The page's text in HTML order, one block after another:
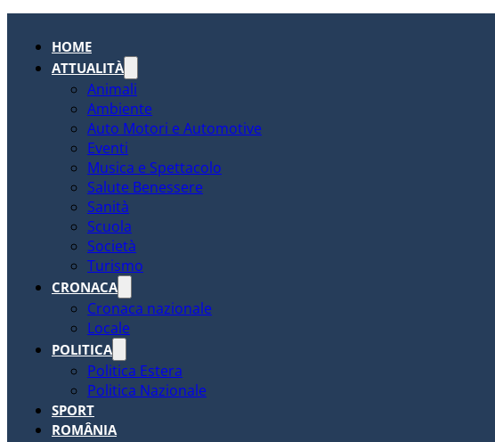
HOME
ATTUALITÀ
Animali
Ambiente
Auto Motori e Automotive
Eventi
Musica e Spettacolo
Salute Benessere
Sanità
Scuola
Società
Turismo
CRONACA
Cronaca nazionale
Locale
POLITICA
Politica Estera
Politica Nazionale
SPORT
ROMÂNIA